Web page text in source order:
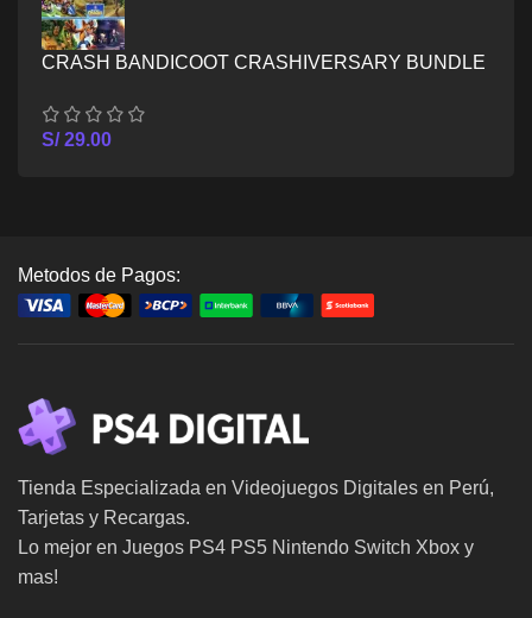
CRASH BANDICOOT CRASHIVERSARY BUNDLE
S/29.00
Metodos de Pagos:
Tienda Especializada en Videojuegos Digitales en Perú,
Tarjetas y Recargas.
Lo mejor en Juegos PS4 PS5 Nintendo Switch Xbox y
mas!